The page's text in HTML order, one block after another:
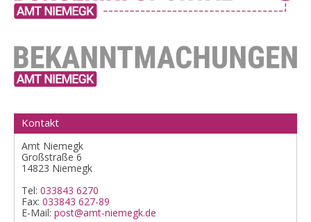
Kontakt
Amt Niemegk
Großstraße 6
14823 Niemegk
Tel: 033843 6270
Fax: 033843 627-89
E-Mail: post@amt-niemegk.de